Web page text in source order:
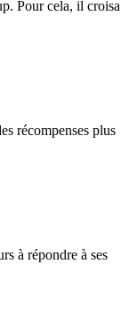
Pour cela, il croisa
récompenses plus
à répondre à ses